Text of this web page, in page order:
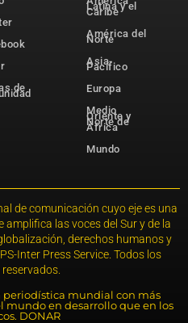
de
Latina y el
Caribe
América del
Norte
Asia-
Pacífico
Europa
Medio
Oriente y
Norte de
África
Mundo
de comunicación cuyo eje es una
las voces del Sur y de la
derechos humanos y
Inter Press Service. Todos los
periodística mundial con más
mundo en desarrollo que en los
DONAR